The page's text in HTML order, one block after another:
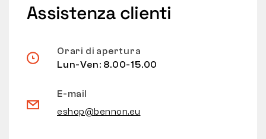
Assistenza clienti
Orari di apertura
Lun-Ven: 8.00-15.00
E-mail
eshop@bennon.eu